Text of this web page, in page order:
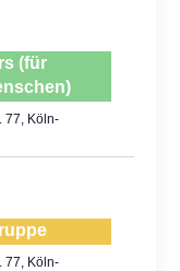
(für
77, Köln-
77, Köln-